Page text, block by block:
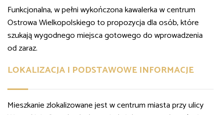
Funkcjonalna, w pełni wykończona kawalerka w centrum
Ostrowa Wielkopolskiego to propozycja dla osób, które
szukają wygodnego miejsca gotowego do wprowadzenia
od zaraz.
LOKALIZACJA I PODSTAWOWE INFORMACJE
Mieszkanie zlokalizowane jest w centrum miasta przy ulicy